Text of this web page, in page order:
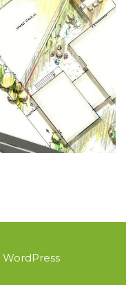
WordPress